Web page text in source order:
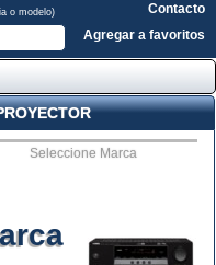
o modelo)
Contacto
Agregar a favoritos
Seleccione Marca